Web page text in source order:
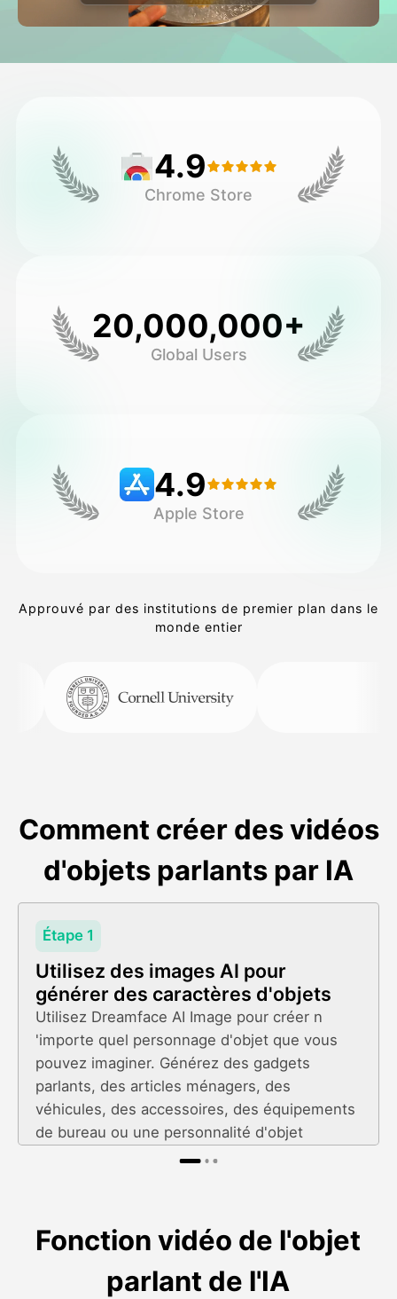
Vidéo d'avatar
▼
Autres outils 4.9
Chrome Store
20,000,000+
Global Users
4.9
Apple Store
Approuvé par des institutions de premier plan dans le
monde entier
Comment créer des vidéos
d'objets parlants par IA
Étape 1
Utilisez des images AI pour
générer des caractères d'objets
Utilisez Dreamface AI Image pour créer n
'importe quel personnage d'objet que vous
pouvez imaginer. Générez des gadgets
parlants, des articles ménagers, des
véhicules, des accessoires, des équipements
de bureau ou une personnalité d'objet
complètement originale à partir de conseils
Fonction vidéo de l'objet
parlant de l'IA